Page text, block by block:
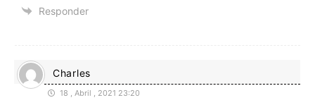
Responder
Charles
18 , Abril , 2021 23:20